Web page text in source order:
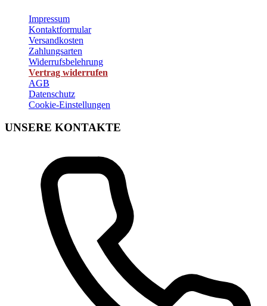
Impressum
Kontaktformular
Versandkosten
Zahlungsarten
Widerrufsbelehrung
Vertrag widerrufen
AGB
Datenschutz
Cookie-Einstellungen
UNSERE KONTAKTE